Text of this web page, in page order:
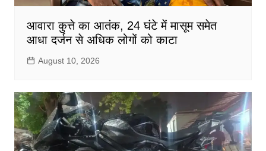
आवारा कुत्ते का आतंक, 24 घंटे में मासूम समेत
आधा दर्जन से अधिक लोगों को काटा
August 10, 2026